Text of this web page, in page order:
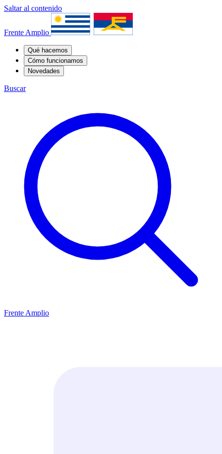
Saltar al contenido
Frente Amplio
Qué hacemos
Cómo funcionamos
Novedades
Buscar
Frente Amplio